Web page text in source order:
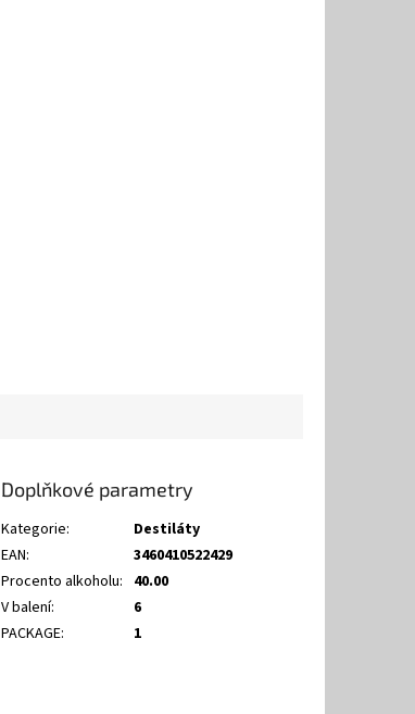
Doplňkové parametry
Kategorie:
Destiláty
EAN:
3460410522429
Procento alkoholu: 40.00
V balení:
6
PACKAGE: 1